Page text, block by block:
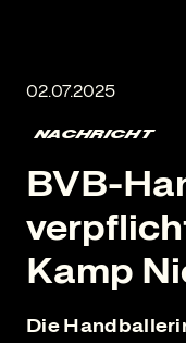
NACHRICHT
BVB-
Kamp
Die